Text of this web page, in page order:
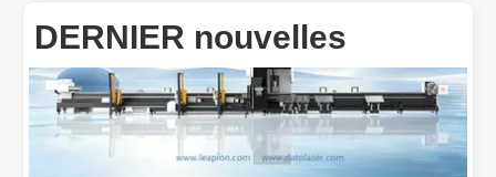
DERNIER nouvelles